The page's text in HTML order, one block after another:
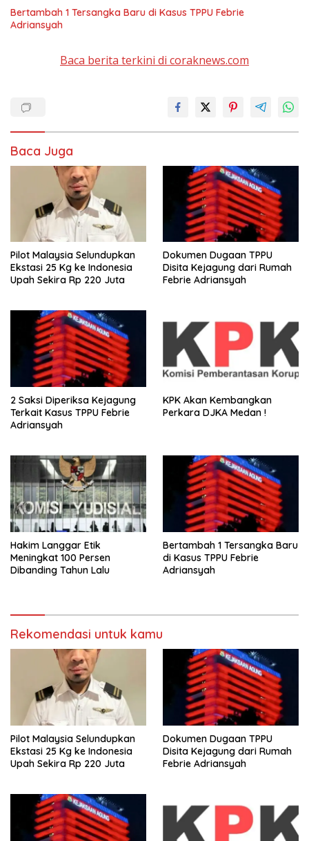
Bertambah 1 Tersangka Baru di Kasus TPPU Febrie
Adriansyah
Baca berita terkini di coraknews.com
Baca Juga
Pilot Malaysia Selundupkan
Ekstasi 25 Kg ke Indonesia
Upah Sekira Rp 220 Juta
Dokumen Dugaan TPPU
Disita Kejagung dari Rumah
Febrie Adriansyah
2 Saksi Diperiksa Kejagung
Terkait Kasus TPPU Febrie
Adriansyah
KPK Akan Kembangkan
Perkara DJKA Medan !
Hakim Langgar Etik
Meningkat 100 Persen
Dibanding Tahun Lalu
Bertambah 1 Tersangka Baru
di Kasus TPPU Febrie
Adriansyah
Rekomendasi untuk kamu
Pilot Malaysia Selundupkan
Ekstasi 25 Kg ke Indonesia
Upah Sekira Rp 220 Juta
Dokumen Dugaan TPPU
Disita Kejagung dari Rumah
Febrie Adriansyah